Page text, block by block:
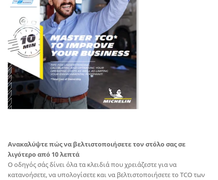
Ανακαλύψτε πώς να βελτιστοποιήσετε τον στόλο σας σε
λιγότερο από 10 λεπτά
O οδηγός σάς δίνει όλα τα κλειδιά που χρειάζεστε για να
κατανοήσετε, να υπολογίσετε και να βελτιστοποιήσετε το TCO των